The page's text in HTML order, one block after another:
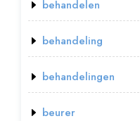
behandelen
behandeling
behandelingen
beurer